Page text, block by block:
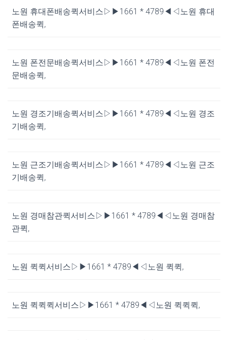
노원 휴대폰배송퀵서비스▷▶1661 * 4789◀◁노원 휴대
폰배송퀵,
노원 폰전문배송퀵서비스▷▶1661 * 4789◀◁노원 폰전
문배송퀵,
노원 경조기배송퀵서비스▷▶1661 * 4789◀◁노원 경조
기배송퀵,
노원 근조기배송퀵서비스▷▶1661 * 4789◀◁노원 근조
기배송퀵,
노원 경매참관퀵서비스▷▶1661 * 4789◀◁노원 경매참
관퀵,
노원 퀵퀵서비스▷▶1661 * 4789◀◁노원 퀵퀵,
노원 퀵퀵퀵서비스▷▶1661 * 4789◀◁노원 퀵퀵퀵,